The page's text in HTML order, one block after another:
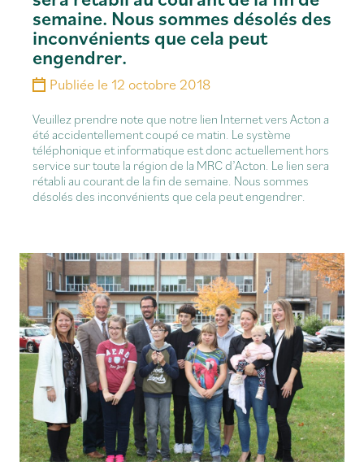
semaine. Nous sommes désolés des
inconvénients que cela peut
engendrer.
Publiée le 12 octobre 2018
Veuillez prendre note que notre lien Internet vers Acton a
été accidentellement coupé ce matin. Le système
téléphonique et informatique est donc actuellement hors
service sur toute la région de la MRC d’Acton. Le lien sera
rétabli au courant de la fin de semaine. Nous sommes
désolés des inconvénients que cela peut engendrer.